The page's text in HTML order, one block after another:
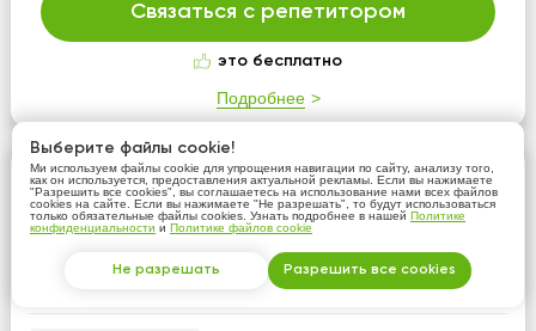
Связаться с репетитором
это бесплатно
Подробнее
Меруерт Жакупова
5 отзывов: 7
3000 тнг/час
Выберите файлы cookie!
Ми используем файлы cookie для упрощения навигации по сайту, анализу того,
как он используется, предоставления актуальной рекламы. Если вы нажимаете
"Разрешить все cookies", вы соглашаетесь на использование нами всех файлов
cookies на сайте. Если вы нажимаете "Не разрешать", то будут использоваться
только обязательные файлы cookies. Узнать подробнее в нашей Политике
конфиденциальности и Политике файлов cookie
Разрешить все cookies
Не разрешать